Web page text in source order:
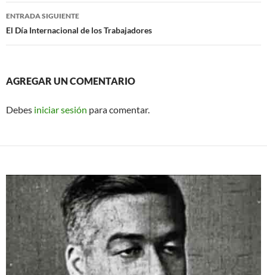
entradas
ENTRADA SIGUIENTE
El Día Internacional de los Trabajadores
AGREGAR UN COMENTARIO
Debes iniciar sesión para comentar.